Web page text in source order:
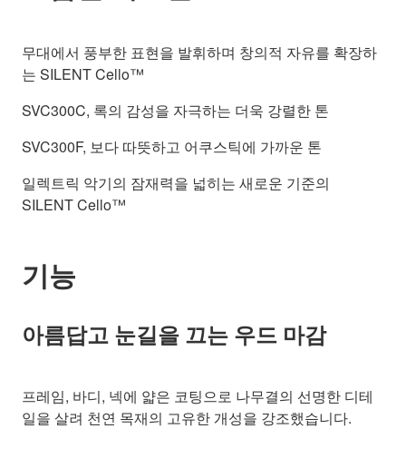
무대에서 풍부한 표현을 발휘하며 창의적 자유를 확장하
는 SILENT Cello™
SVC300C, 록의 감성을 자극하는 더욱 강렬한 톤
SVC300F, 보다 따뜻하고 어쿠스틱에 가까운 톤
일렉트릭 악기의 잠재력을 넓히는 새로운 기준의
SILENT Cello™
기능
아름답고 눈길을 끄는 우드 마감
프레임, 바디, 넥에 얇은 코팅으로 나무결의 선명한 디테
일을 살려 천연 목재의 고유한 개성을 강조했습니다.